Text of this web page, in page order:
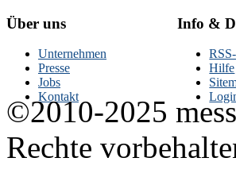
Über uns
Unternehmen
Presse
Jobs
Kontakt
Info &
Hilfe
©2010-2025
Rechte